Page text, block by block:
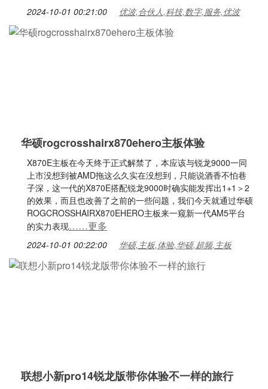
2024-10-01 00:21:00 优波,合伙人,科技,数字,服务,优波
华硕rogcrosshairx870ehero主板体验
X870E主板在今天终于正式解禁了，本应该与锐龙9000一同
上市没想到被AMD拖这么久实在没想到，只能说酒香不怕巷
子深，这一代的X870E搭配锐龙9000时确实能发挥出1+1＞2
的效果，而且也改善了之前的一些问题，我们今天就通过华硕
ROGCROSSHAIRX870EHERO主板来一窥新一代AM5平台
的实力表现……更多
2024-10-01 00:22:00 华硕,主板,体验,华硕,超频,主板
联想小新pro14锐龙版带你体验不一样的旅行